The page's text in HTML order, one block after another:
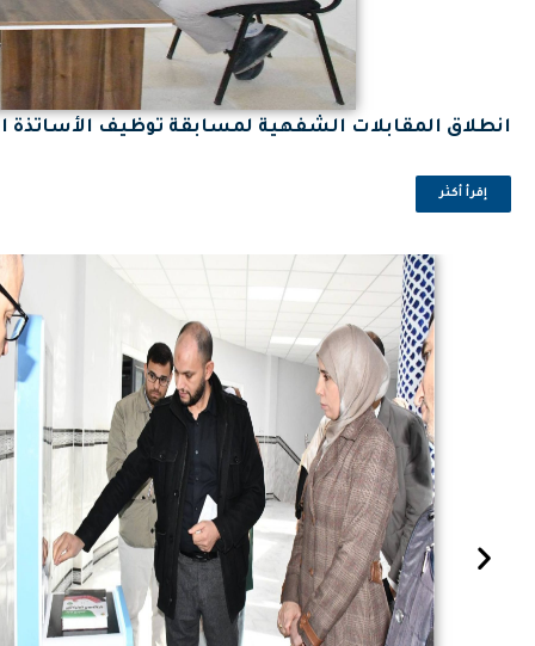
انطلاق المقابلات الشفهية لمسابقة توظيف الأساتذة
إقرأ أكثر